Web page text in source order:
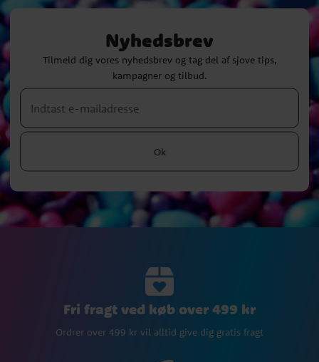
Nyhedsbrev
Tilmeld dig vores nyhedsbrev og tag del af sjove tips,
kampagner og tilbud.
Ok
Fri fragt ved køb over 499 kr
Ordrer over 499 kr vil alltid give dig gratis fragt